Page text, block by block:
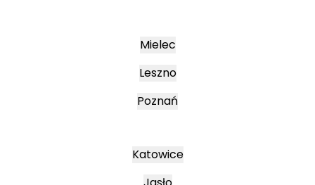
Mielec
Leszno
Poznań
Katowice